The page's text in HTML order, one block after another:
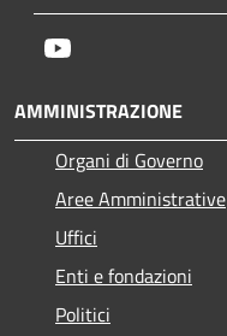
AMMINISTRAZIONE
Organi di Governo
Aree Amministrative
Uffici
Enti e fondazioni
Politici